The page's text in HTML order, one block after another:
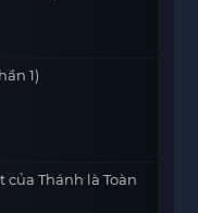
1)
Thánh là Toàn